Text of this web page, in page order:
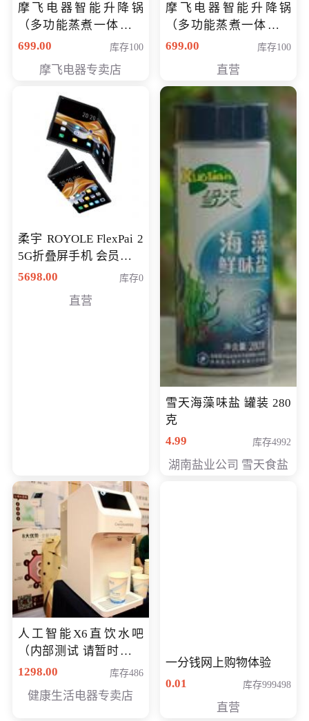
摩飞电器智能升降锅
（多功能蒸煮一体锅）
（智能升降养生锅） 会
699.00 库存100
摩飞电器专卖店
摩飞电器智能升降锅
（多功能蒸煮一体锅）
（智能升降养生锅） 会
699.00 库存100
直营
柔宇 ROYOLE FlexPai 2
5G折叠屏手机 会员专享
购买价格 4998元
5698.00 库存0
直营
雪天海藻味盐 罐装 280
克
4.99
库存4992
湖南盐业公司 雪天食盐
人工智能X6直饮水吧
（内部测试 请暂时不要
购买）
1298.00 库存486
健康生活电器专卖店
一分钱网上购物体验
0.01
库存999498
直营